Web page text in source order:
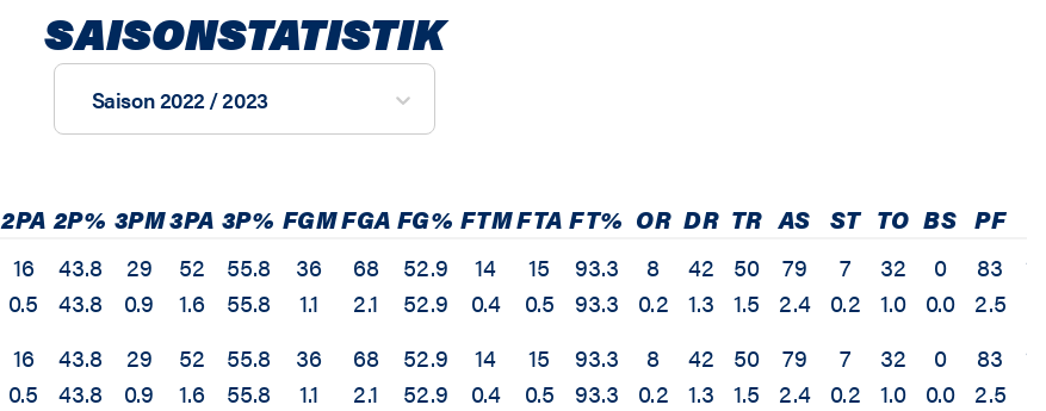
SAISONSTATISTIK
Saison 2022 / 2023
2PA 2P% 3PM3PA 3P% FGMFGA FG% FTMFTA FT% OR DR TR AS ST TO BS PF
16
0.5
43.8
43.8
29
0.9
52
1.6
55.8
55.8
36
1.1
68
2.1
52.9
52.9
14
0.4
15
0.5
93.3
93.3
8
0.2
42
1.3
50
1.5
79
2.4
7
0.2
32
1.0
0
0.0
83
2.5
16
0.5
43.8
43.8
29
0.9
52
1.6
55.8
55.8
36
1.1
68
2.1
52.9
52.9
14
0.4
15
0.5
93.3
93.3
8
0.2
42
1.3
50
1.5
79
2.4
7
0.2
32
1.0
0
0.0
83
2.5